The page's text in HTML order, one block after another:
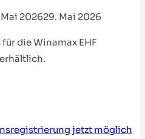
202629. Mai 2026
die Winamax EHF